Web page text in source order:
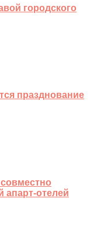
городского
празднование
апарт-отелей